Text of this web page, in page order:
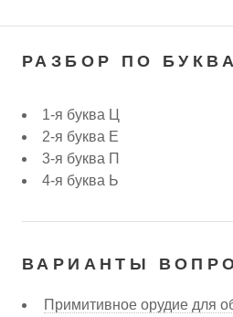
РАЗБОР ПО
1-я буква Ц
2-я буква Е
3-я буква П
4-я буква Ь
ВАРИАНТЫ
Примитивное орудие для